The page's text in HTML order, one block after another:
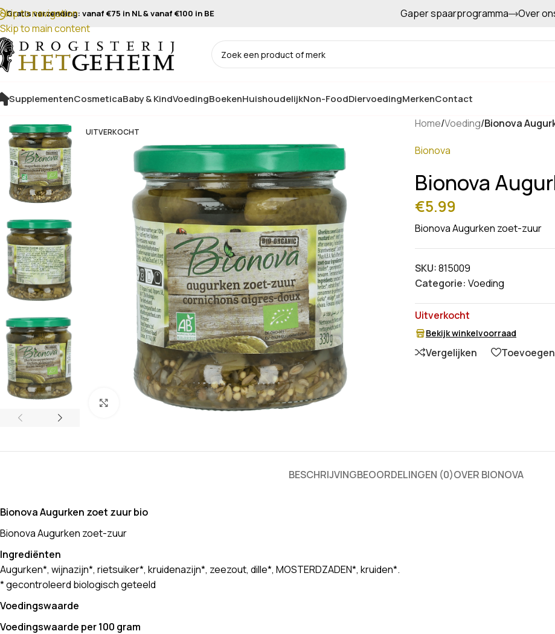
Skip to navigation
Skip to main content
Gratis verzending: vanaf €75 in NL & vanaf €100 in BE Gratis afhalen in de winkelGaper spaarprogramma Over
SupplementenCosmeticaBaby & KindVoedingBoekenHuishoudelijkNon-FoodDiervoedingMerkenContact
UITVERKOCHT
Klik om te vergroten
Home/Voeding/Bionova
Bionova
Bionova
€5.99
Bionova Augurken zoet-zuur
SKU:815009
Categorie: Voeding
Uitverkocht
Bekijk winkelvoorraad
Vergelijken
BESCHRIJVINGBEOORDELINGEN (0)OVER BIONOVA
Bionova Augurken zoet zuur bio
Bionova Augurken zoet-zuur
Ingrediënten
Augurken*, wijnazijn*, rietsuiker*, kruidenazijn*, zeezout, dille*, MOSTERDZADEN*, kruiden*.
* gecontroleerd biologisch geteeld
Voedingswaarde
Voedingswaarde per 100 gram